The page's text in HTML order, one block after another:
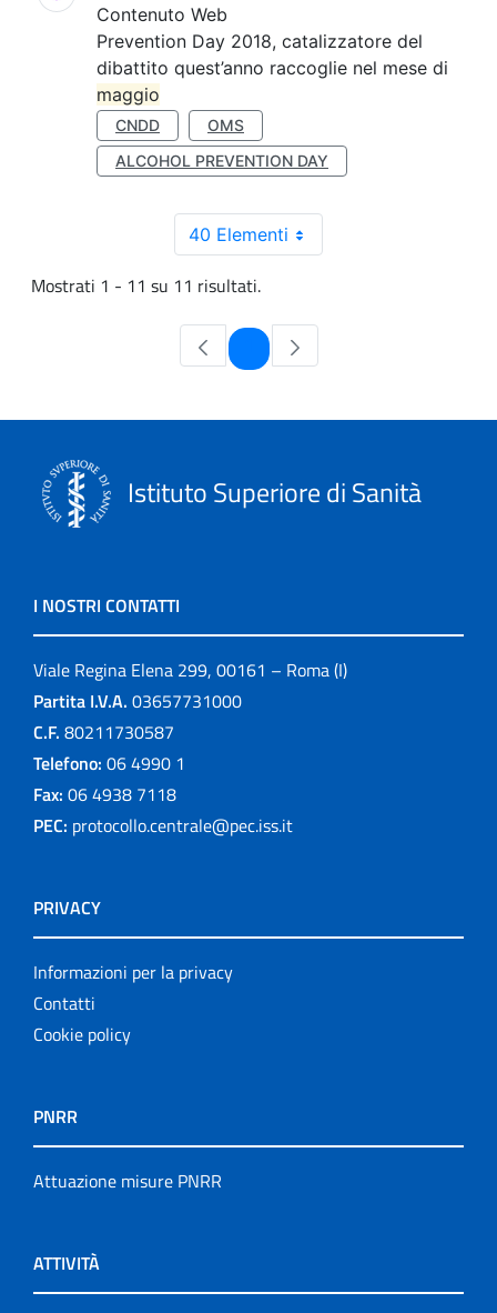
Contenuto Web
Prevention Day 2018, catalizzatore del
dibattito quest’anno raccoglie nel mese di
maggio
CNDD
OMS
ALCOHOL PREVENTION DAY
40 Elementi
Mostrati 1 - 11 su 11 risultati.
Pagina
Istituto Superiore di Sanità
I NOSTRI CONTATTI
Viale Regina Elena 299, 00161 – Roma (I)
Partita I.V.A. 03657731000
C.F. 80211730587
Telefono: 06 4990 1
Fax: 06 4938 7118
PEC: protocollo.centrale@pec.iss.it
PRIVACY
Informazioni per la privacy
Contatti
Cookie policy
PNRR
Attuazione misure PNRR
ATTIVITÀ